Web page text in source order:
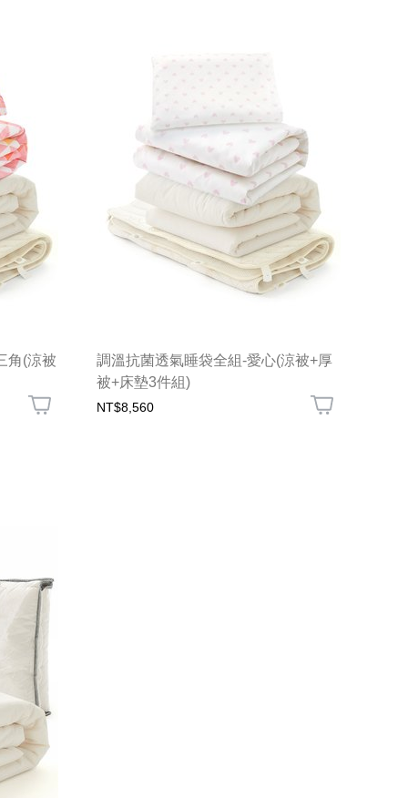
角(涼被
調溫抗菌透氣睡袋全組-愛心(涼被+厚
被+床墊3件組)
NT$8,560